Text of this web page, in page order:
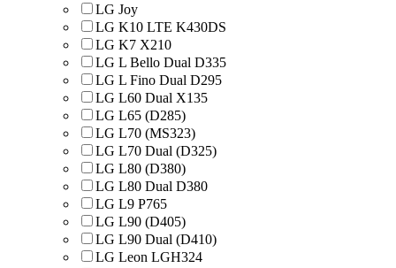
LG Joy
LG K10 LTE K430DS
LG K7 X210
LG L Bello Dual D335
LG L Fino Dual D295
LG L60 Dual X135
LG L65 (D285)
LG L70 (MS323)
LG L70 Dual (D325)
LG L80 (D380)
LG L80 Dual D380
LG L9 P765
LG L90 (D405)
LG L90 Dual (D410)
LG Leon LGH324